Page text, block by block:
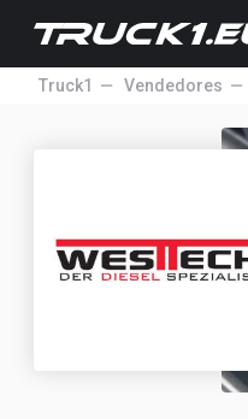
Truck1 Vendedores